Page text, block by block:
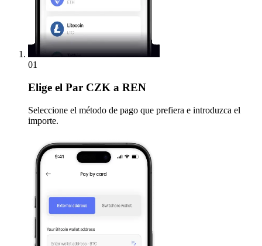
01
Elige el Par CZK a REN
Seleccione el método de pago que prefiera e introduzca el
importe.